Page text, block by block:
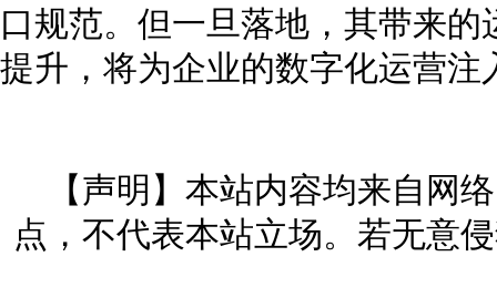
口规范。但一旦落地，其带来
提升，将为企业的数字化运营注
【声明】本站内容均来自网
点，不代表本站立场。若无意